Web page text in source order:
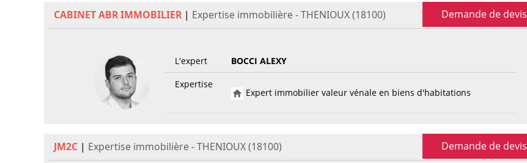
CABINET ABR IMMOBILIER | Expertise immobilière - THENIOUX (18100) Demande de devis
L'expert
BOCCI ALEXY
Expertise
Expert immobilier valeur vénale en biens d'habitations
JM2C | Expertise immobilière - THENIOUX (18100) Demande de devis